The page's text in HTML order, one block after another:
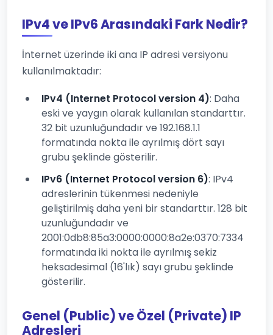
IPv4 ve IPv6 Arasındaki Fark Nedir?
İnternet üzerinde iki ana IP adresi versiyonu
kullanılmaktadır:
IPv4 (Internet Protocol version 4): Daha
eski ve yaygın olarak kullanılan standarttır.
32 bit uzunluğundadır ve 192.168.1.1
formatında nokta ile ayrılmış dört sayı
grubu şeklinde gösterilir.
IPv6 (Internet Protocol version 6): IPv4
adreslerinin tükenmesi nedeniyle
geliştirilmiş daha yeni bir standarttır. 128 bit
uzunluğundadır ve
2001:0db8:85a3:0000:0000:8a2e:0370:7334
formatında iki nokta ile ayrılmış sekiz
heksadesimal (16'lık) sayı grubu şeklinde
gösterilir.
Genel (Public) ve Özel (Private) IP
Adresleri